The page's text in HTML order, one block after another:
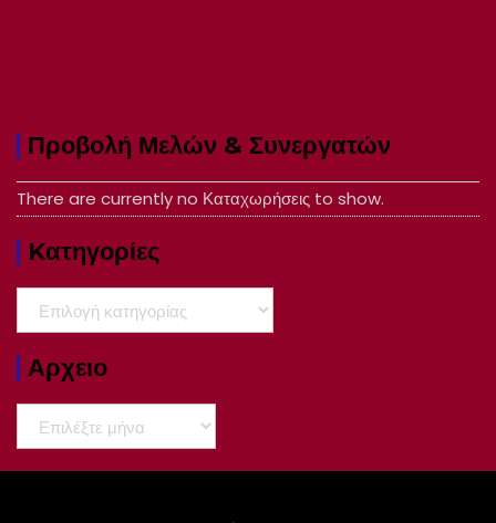
Προβολή Μελών & Συνεργατών
There are currently no Καταχωρήσεις to show.
Kατηγορίες
Kατηγορίες
Αρχειο
Αρχειο